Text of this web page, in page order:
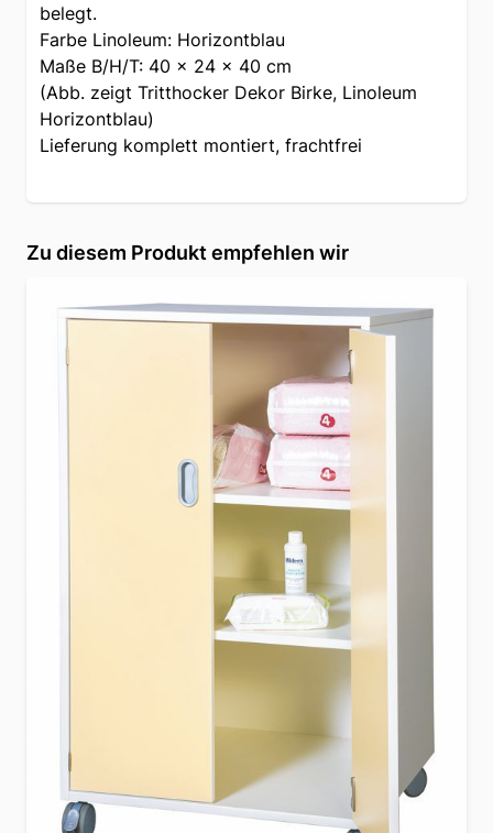
belegt.
Farbe Linoleum: Horizontblau
Maße B/H/T: 40 x 24 x 40 cm
(Abb. zeigt Tritthocker Dekor Birke, Linoleum
Horizontblau)
Lieferung komplett montiert, frachtfrei
Zu diesem Produkt empfehlen wir